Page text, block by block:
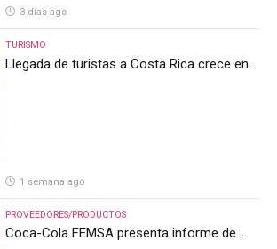
3 días ago
TURISMO
Llegada de turistas a Costa Rica crece en
1 semana ago
PROVEEDORES/PRODUCTOS
Coca-Cola FEMSA presenta informe de